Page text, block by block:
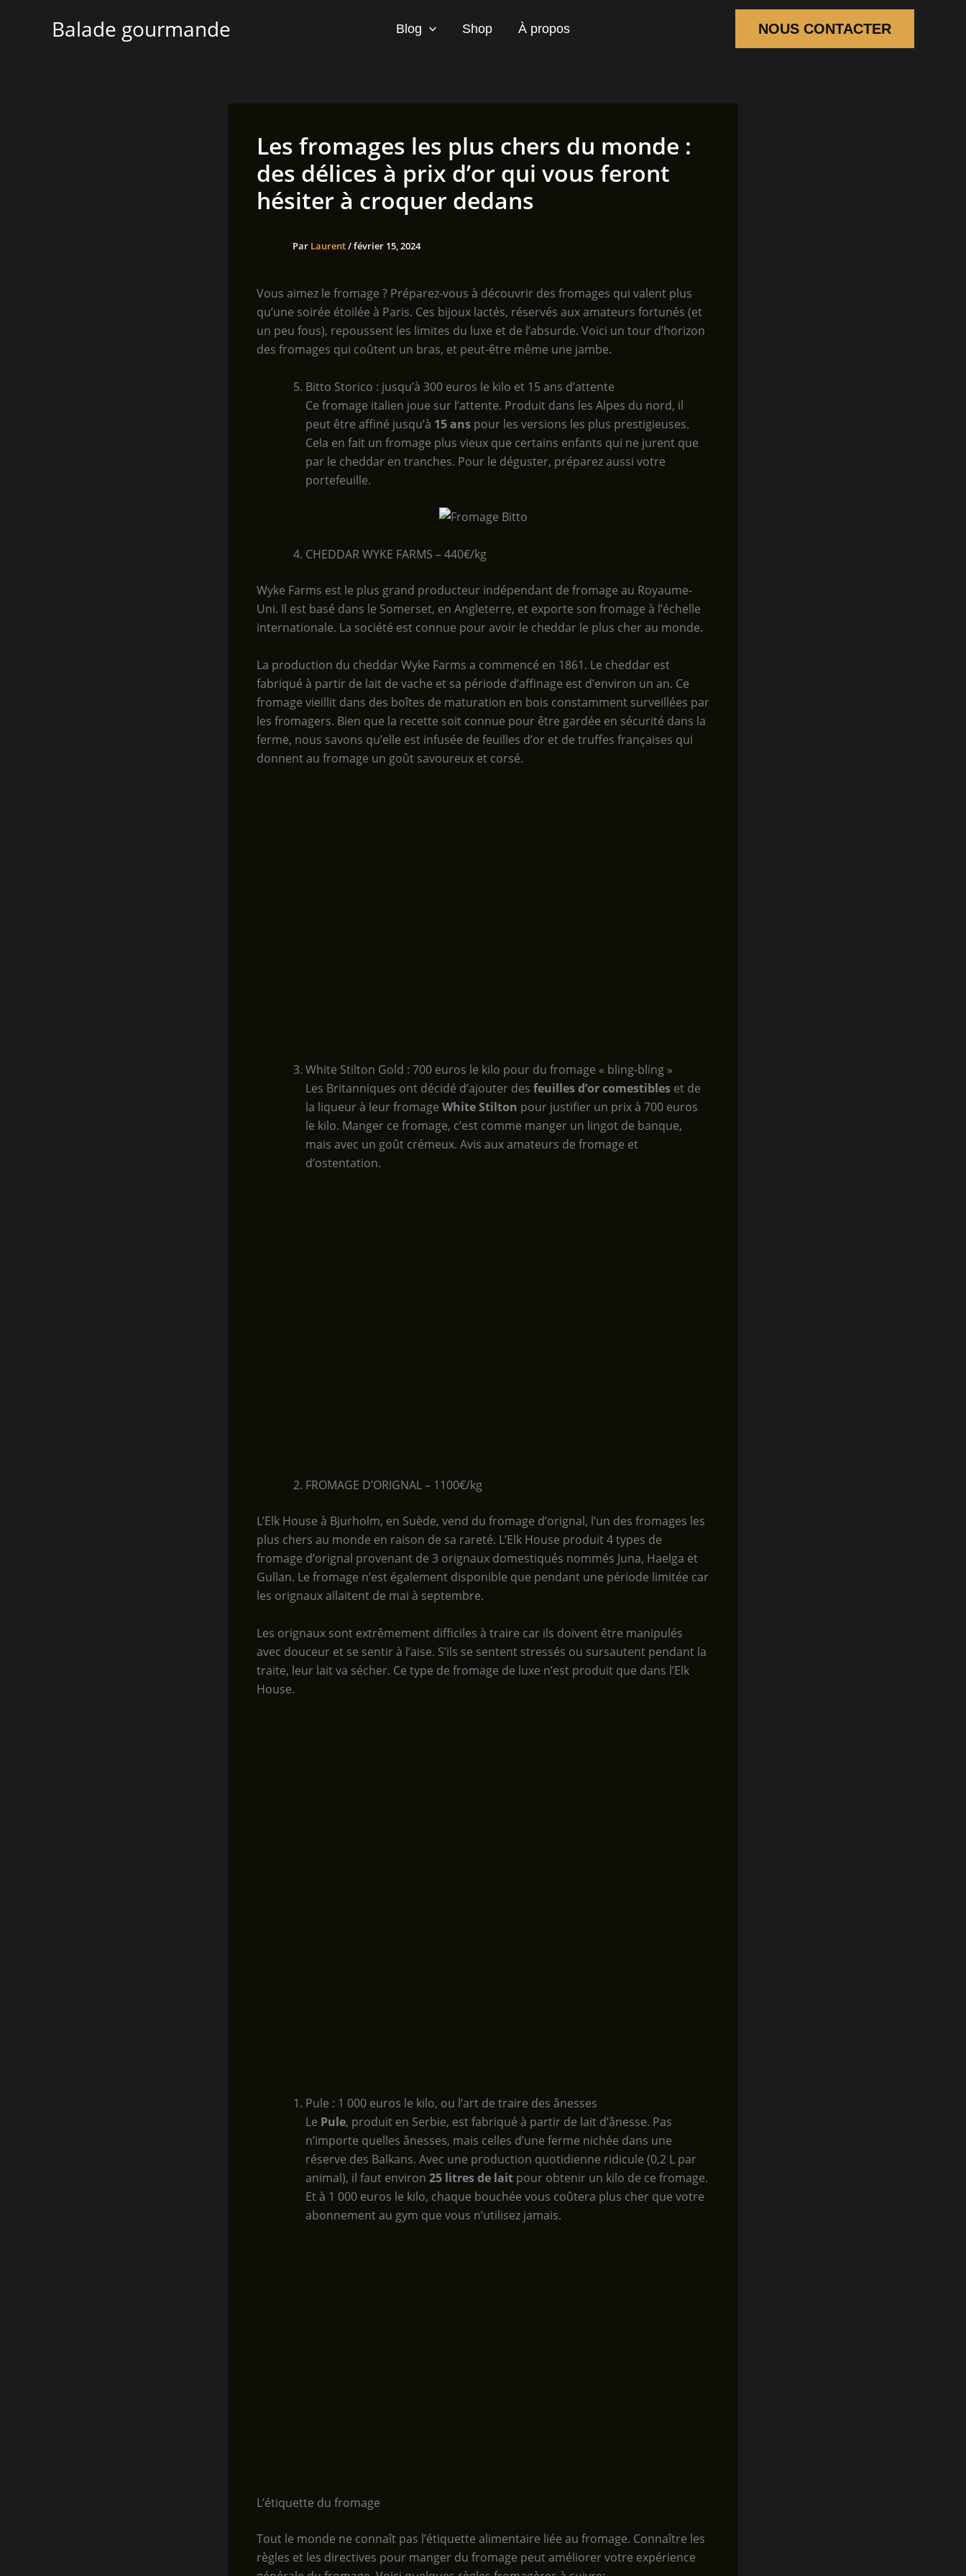
Balade gourmande Blog Shop À propos NOUS CONTACTER
Les fromages les plus chers du monde :
des délices à prix d’or qui vous feront
hésiter à croquer dedans
Par Laurent/février 15, 2024
Vous aimez le fromage ? Préparez-vous à découvrir des fromages qui valent plus
qu’une soirée étoilée à Paris. Ces bijoux lactés, réservés aux amateurs fortunés (et
un peu fous), repoussent les limites du luxe et de l’absurde. Voici un tour d’horizon
des fromages qui coûtent un bras, et peut-être même une jambe.
Bitto Storico : jusqu’à 300 euros le kilo et 15 ans d’attente
Ce fromage italien joue sur l’attente. Produit dans les Alpes du nord, il
peut être affiné jusqu’à 15 ans pour les versions les plus prestigieuses.
Cela en fait un fromage plus vieux que certains enfants qui ne jurent que
par le cheddar en tranches. Pour le déguster, préparez aussi votre
portefeuille.
CHEDDAR WYKE FARMS – 440€/kg
Wyke Farms est le plus grand producteur indépendant de fromage au Royaume-
Uni. Il est basé dans le Somerset, en Angleterre, et exporte son fromage à l’échelle
internationale. La société est connue pour avoir le cheddar le plus cher au monde.
La production du cheddar Wyke Farms a commencé en 1861. Le cheddar est
fabriqué à partir de lait de vache et sa période d’affinage est d’environ un an. Ce
fromage vieillit dans des boîtes de maturation en bois constamment surveillées par
les fromagers. Bien que la recette soit connue pour être gardée en sécurité dans la
ferme, nous savons qu’elle est infusée de feuilles d’or et de truffes françaises qui
donnent au fromage un goût savoureux et corsé.
White Stilton Gold : 700 euros le kilo pour du fromage « bling-bling »
Les Britanniques ont décidé d’ajouter des feuilles d’or comestibles et de
la liqueur à leur fromage White Stilton pour justifier un prix à 700 euros
le kilo. Manger ce fromage, c’est comme manger un lingot de banque,
mais avec un goût crémeux. Avis aux amateurs de fromage et
d’ostentation.
FROMAGE D’ORIGNAL – 1100€/kg
L’Elk House à Bjurholm, en Suède, vend du fromage d’orignal, l’un des fromages les
plus chers au monde en raison de sa rareté. L’Elk House produit 4 types de
fromage d’orignal provenant de 3 orignaux domestiqués nommés Juna, Haelga et
Gullan. Le fromage n’est également disponible que pendant une période limitée car
les orignaux allaitent de mai à septembre.
Les orignaux sont extrêmement difficiles à traire car ils doivent être manipulés
avec douceur et se sentir à l’aise. S’ils se sentent stressés ou sursautent pendant la
traite, leur lait va sécher. Ce type de fromage de luxe n’est produit que dans l’Elk
House.
Pule : 1 000 euros le kilo, ou l’art de traire des ânesses
Le Pule, produit en Serbie, est fabriqué à partir de lait d’ânesse. Pas
n’importe quelles ânesses, mais celles d’une ferme nichée dans une
réserve des Balkans. Avec une production quotidienne ridicule (0,2 L par
animal), il faut environ 25 litres de lait pour obtenir un kilo de ce fromage.
Et à 1 000 euros le kilo, chaque bouchée vous coûtera plus cher que votre
abonnement au gym que vous n’utilisez jamais.
L’étiquette du fromage
Tout le monde ne connaît pas l’étiquette alimentaire liée au fromage. Connaître les
règles et les directives pour manger du fromage peut améliorer votre expérience